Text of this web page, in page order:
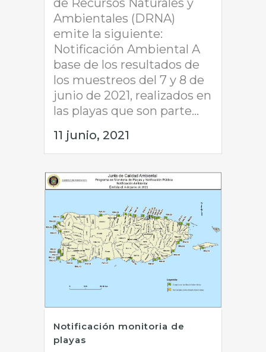
Ambientales (DRNA)
emite la siguiente:
Notificación Ambiental A
base de los resultados de
los muestreos del 7 y 8 de
junio de 2021, realizados en
las playas que son parte...
11 junio, 2021
Notificación monitoria de
playas